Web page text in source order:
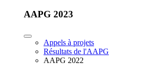
AAPG 2023
Appels à projets
Résultats de l'AAPG
AAPG 2022